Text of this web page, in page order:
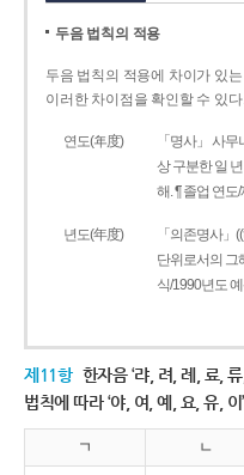
두음 법칙의 적용
두음 법칙의 적용에 차이가 있는
이러한 차이점을 확인할 수 있
연도(年度)
「명사」 사
상 구분한 일
해. ¶ 졸업 연도
년도(年度)
「의존명사」
단위로서의 그
식/1990년도
제11항 한자음 ‘랴, 려, 례, 료,
법칙에 따라 ‘야, 여, 예, 요, 유,
ㄱ ㄴ